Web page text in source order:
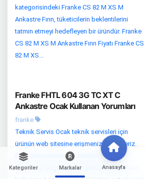
Kategoriler Markalar Anasayfa
kategorisindeki Franke CS 82 M XS M
Ankastre Fırın, tüketicilerin beklentilerini
tatmin etmeyi hedefleyen bir üründür. Franke
CS 82 M XS M Ankastre Fırın Fiyatı Franke CS
82 M XS...
Franke FHTL 604 3G TC XT C
Ankastre Ocak Kullanan Yorumları
franke
Teknik Servis Ocak teknik servisleri için
ürünün web sitesine erişmenizi rica ederiz.
Eğer ürünü internet üzerinden sipariş
ettiyseniz 14 gün içinde iade etme hakkınız